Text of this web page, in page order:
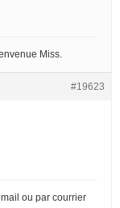
Miss.
#19623
ou par courrier